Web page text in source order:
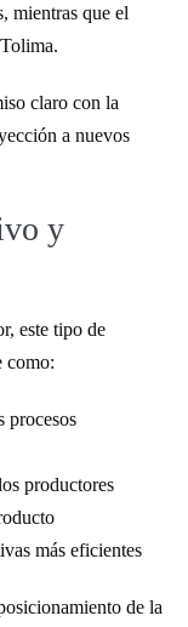
mientras que el
claro con la
a nuevos
y
este tipo de
como:
procesos
productores
más eficientes
de la